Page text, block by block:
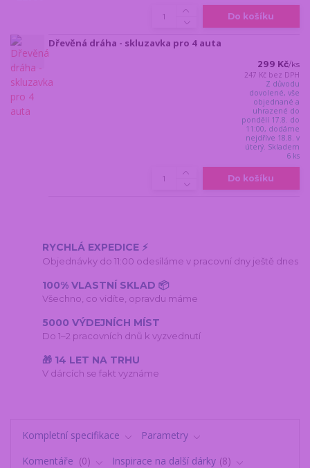
Do košíku
Dřevěná dráha - skluzavka pro 4 auta
299 Kč/ks
247 Kč bez DPH
Z důvodu
dovolené, vše
objednané a
uhrazené do
pondělí 17.8. do
11:00, dodáme
nejdříve 18.8. v
úterý. Skladem
6 ks
Do košíku
RYCHLÁ EXPEDICE ⚡
Objednávky do 11:00 odesíláme v pracovní dny ještě dnes
100% VLASTNÍ SKLAD 📦
Všechno, co vidíte, opravdu máme
5000 VÝDEJNÍCH MÍST
Do 1–2 pracovních dnů k vyzvednutí
🎁 14 LET NA TRHU
V dárcích se fakt vyznáme
Kompletní specifikace
Parametry
Komentáře
0 Inspirace na další dárky 8